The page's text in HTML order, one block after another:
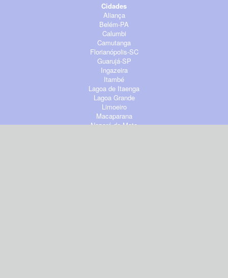
Cidades
Aliança
Belém-PA
Calumbi
Camutanga
Florianópolis-SC
Guarujá-SP
Ingazeira
Itambé
Lagoa de Itaenga
Lagoa Grande
Limoeiro
Macaparana
Nazaré da Mata